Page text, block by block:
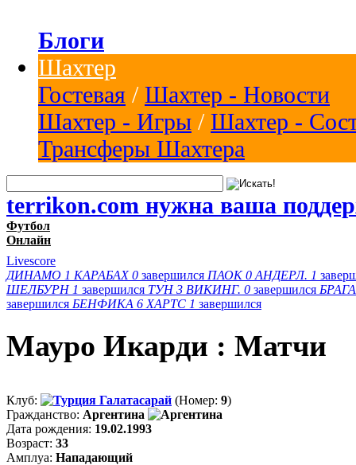
Блоги
Шахтер
Гостевая / Шахтер - Новости
Шахтер - Игры / Шахтер -
Трансферы Шахтера
terrikon.com нужна ваша
Футбол
Онлайн
Livescore
ДИНАМО 1 КАРАБАХ 0 завершился ПАОК 0 АНДЕРЛ. 1
ШЕЛБУРН 1 завершился ТУН 3 ВИКИНГ. 0 завершился БРАГА
завершился БЕНФИКА 6 ХАРТС 1 завершился
Мауро Икарди : Матчи
Клуб: Галатасарай (Номер: 9)
Гражданство: Аргентина
Дата рождения: 19.02.1993
Возраст: 33
Амплуа: Нападающий